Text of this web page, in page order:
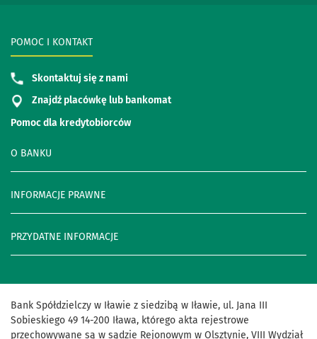
O BANKU
INFORMACJE PRAWNE
PRZYDATNE INFORMACJE
POMOC I KONTAKT
Skontaktuj się z nami
Znajdź placówkę lub bankomat
Pomoc dla kredytobiorców
Bank Spółdzielczy w Iławie z siedzibą w Iławie, ul. Jana III
Sobieskiego 49 14-200 Iława, którego akta rejestrowe
przechowywane są w sądzie Rejonowym w Olsztynie, VIII Wydział